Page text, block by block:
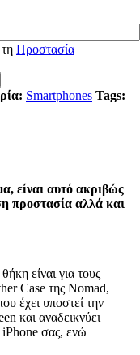
Προστασία
Smartphones Tags:
είναι αυτό ακριβώς
προστασία αλλά και
είναι για τους
Case της Nomad,
έχει υποστεί την
και αναδεικνύει
iPhone σας, ενώ